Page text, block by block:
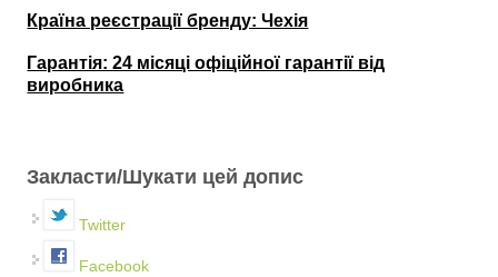
Країна реєстрації бренду: Чехія
Гарантія: 24 місяці офіційної гарантії від
виробника
Закласти/Шукати цей допис
Twitter
Facebook